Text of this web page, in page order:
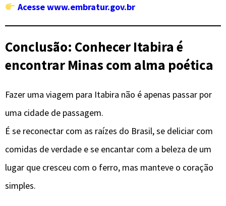
Acesse www.embratur.gov.br
Conclusão: Conhecer Itabira é
encontrar Minas com alma poética
Fazer uma viagem para Itabira não é apenas passar por
uma cidade de passagem.
É se reconectar com as raízes do Brasil, se deliciar com
comidas de verdade e se encantar com a beleza de um
lugar que cresceu com o ferro, mas manteve o coração
simples.